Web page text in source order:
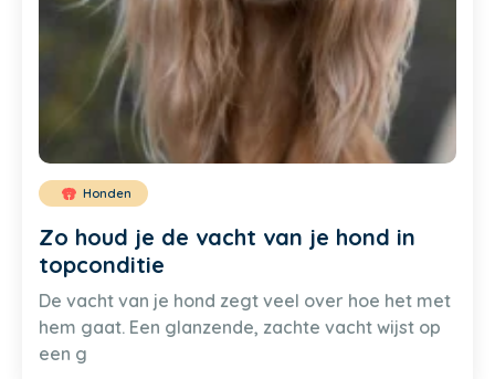
Honden
Zo houd je de vacht van je hond in
topconditie
De vacht van je hond zegt veel over hoe het met
hem gaat. Een glanzende, zachte vacht wijst op
een g